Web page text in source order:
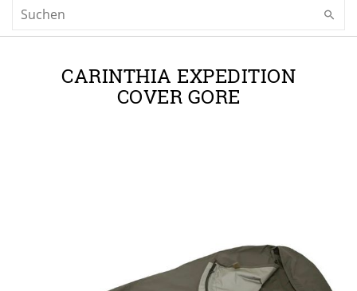
CARINTHIA EXPEDITION
COVER GORE